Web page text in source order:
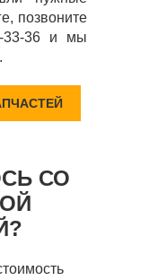
позвоните
33-36 и мы
СО